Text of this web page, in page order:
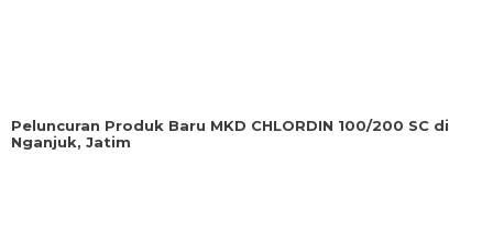
Peluncuran Produk Baru MKD CHLORDIN 100/200 SC di
Nganjuk, Jatim